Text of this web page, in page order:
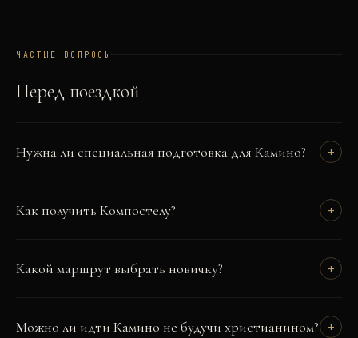
ЧАСТЫЕ ВОПРОСЫ
Перед поездкой
Нужна ли специальная подготовка для Камино? +
Как получить Компостелу? +
Какой маршрут выбрать новичку? +
Можно ли идти Камино не будучи христианином? +